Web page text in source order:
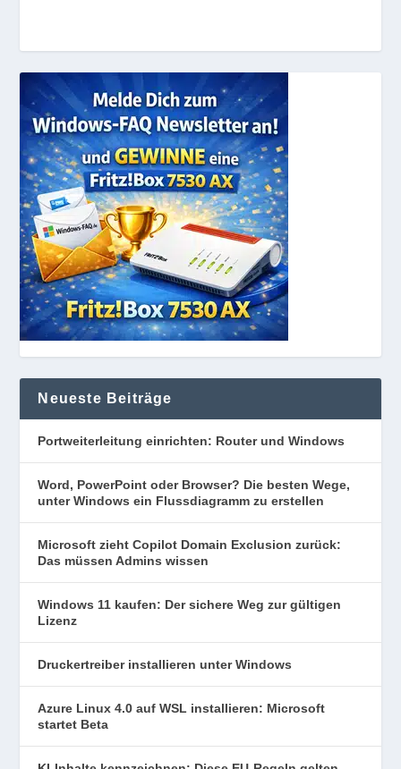
Neueste Beiträge
Portweiterleitung einrichten: Router und Windows
Word, PowerPoint oder Browser? Die besten Wege,
unter Windows ein Flussdiagramm zu erstellen
Microsoft zieht Copilot Domain Exclusion zurück:
Das müssen Admins wissen
Windows 11 kaufen: Der sichere Weg zur gültigen
Lizenz
Druckertreiber installieren unter Windows
Azure Linux 4.0 auf WSL installieren: Microsoft
startet Beta